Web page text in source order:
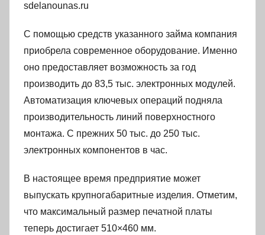
sdelanounas.ru
С помощью средств указанного займа компания
приобрела современное оборудование. Именно
оно предоставляет возможность за год
производить до 83,5 тыс. электронных модулей.
Автоматизация ключевых операций подняла
производительность линий поверхностного
монтажа. С прежних 50 тыс. до 250 тыс.
электронных компонентов в час.
В настоящее время предприятие может
выпускать крупногабаритные изделия. Отметим,
что максимальный размер печатной платы
теперь достигает 510×460 мм.